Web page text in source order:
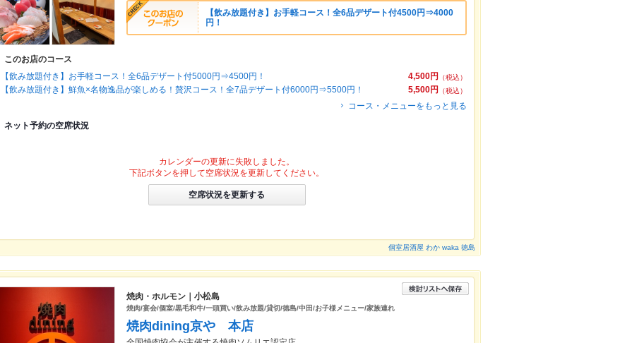
【飲み放題付き】お手軽コース！全6品デザート付4500円⇒4000
円！
このお店のコース
4,500円
（税込）
【飲み放題付き】お手軽コース！全6品デザート付5000円⇒4500円！
5,500円
（税込）
【飲み放題付き】鮮魚×名物逸品が楽しめる！贅沢コース！全7品デザート付6000円⇒5500円！
コース・メニューをもっと見る
ネット予約の空席状況
カレンダーの更新に失敗しました。
下記ボタンを押して空席状況を更新してください。
空席状況を更新する
個室居酒屋 わか waka 徳島
焼肉・ホルモン｜小松島
焼肉/宴会/個室/黒毛和牛/一頭買い/飲み放題/貸切/徳島/中田/お子様メニュー/家族連れ
焼肉dining京や 本店